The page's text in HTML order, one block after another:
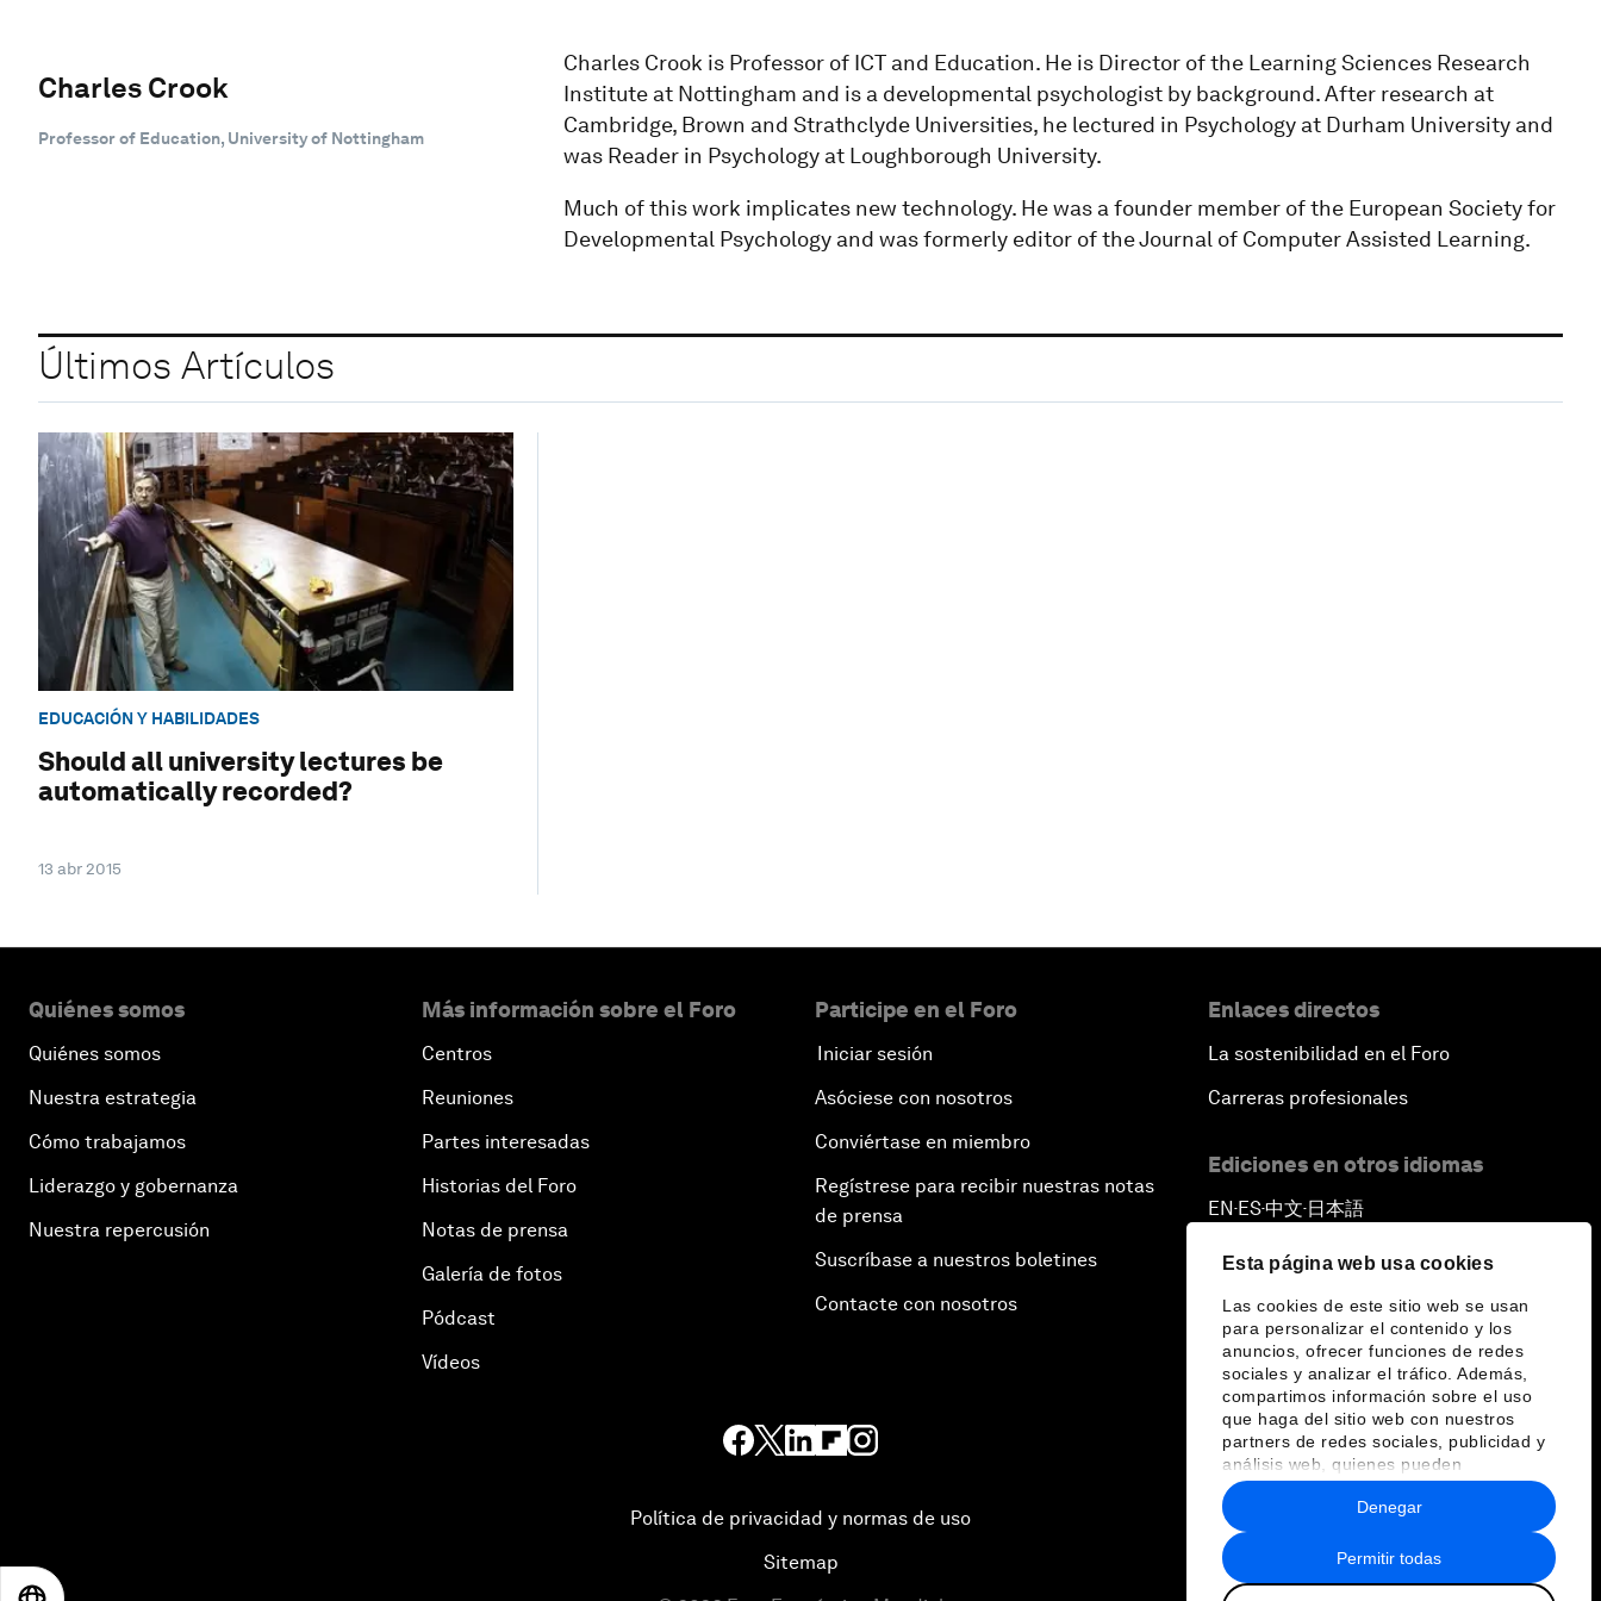
Esta página web usa cookies
Las cookies de este sitio web se usan
para personalizar el contenido y los
anuncios, ofrecer funciones de redes
sociales y analizar el tráfico. Además,
compartimos información sobre el uso
que haga del sitio web con nuestros
partners de redes sociales, publicidad y
análisis web, quienes pueden
combinarla con otra información que les
haya proporcionado o que hayan
recopilado a partir del uso que haya
hecho de sus servicios.
Permitir todas
Denegar
Charles Crook
Professor of Education, University of Nottingham
Charles Crook is Professor of ICT and Education. He is Director of the Learning Sciences Research
Institute at Nottingham and is a developmental psychologist by background. After research at
Cambridge, Brown and Strathclyde Universities, he lectured in Psychology at Durham University and
was Reader in Psychology at Loughborough University.
Much of this work implicates new technology. He was a founder member of the European Society for
Developmental Psychology and was formerly editor of the Journal of Computer Assisted Learning.
Últimos Artículos
EDUCACIÓN Y HABILIDADES
Should all university lectures be
automatically recorded?
13 abr 2015
Quiénes somos
Quiénes somos
Nuestra estrategia
Cómo trabajamos
Liderazgo y gobernanza
Nuestra repercusión
Más información sobre el Foro
Centros
Reuniones
Partes interesadas
Historias del Foro
Notas de prensa
Galería de fotos
Pódcast
Vídeos
Participe en el Foro
Iniciar sesión
Asóciese con nosotros
Conviértase en miembro
Regístrese para recibir nuestras notas
de prensa
Suscríbase a nuestros boletines
Contacte con nosotros
Enlaces directos
La sostenibilidad en el Foro
Carreras profesionales
Ediciones en otros idiomas
EN ▪ ES▪中文▪ 日本語
Política de privacidad y normas de uso
Sitemap